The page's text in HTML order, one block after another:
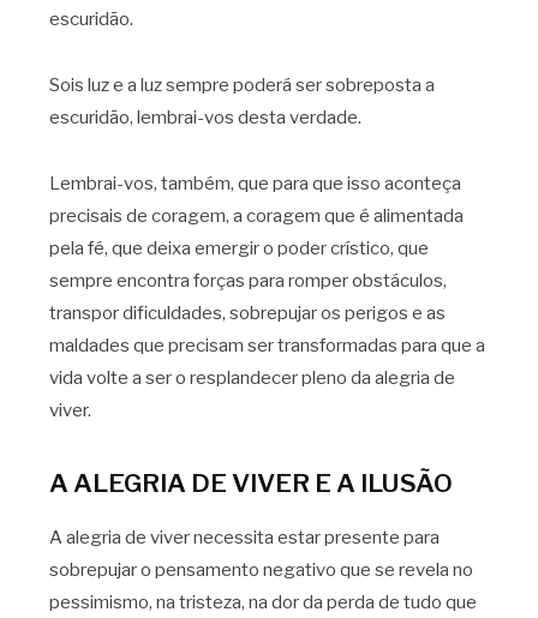
escuridão.
Sois luz e a luz sempre poderá ser sobreposta a
escuridão, lembrai-vos desta verdade.
Lembrai-vos, também, que para que isso aconteça
precisais de coragem, a coragem que é alimentada
pela fé, que deixa emergir o poder crístico, que
sempre encontra forças para romper obstáculos,
transpor dificuldades, sobrepujar os perigos e as
maldades que precisam ser transformadas para que a
vida volte a ser o resplandecer pleno da alegria de
viver.
A ALEGRIA DE VIVER E A ILUSÃO
A alegria de viver necessita estar presente para
sobrepujar o pensamento negativo que se revela no
pessimismo, na tristeza, na dor da perda de tudo que